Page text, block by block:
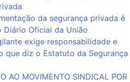
da segurança privada é
Diário Oficial da União
exige responsabilidade e
que diz o Estatuto da Segurança
AO MOVIMENTO SINDICAL POR